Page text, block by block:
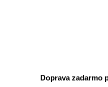
Doprava zadarmo